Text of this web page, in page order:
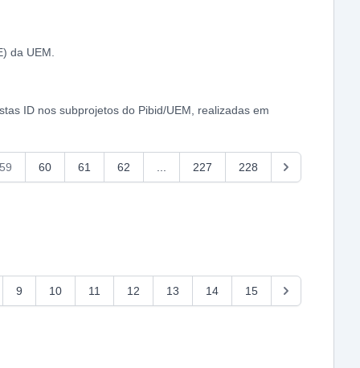
da UEM.
ID nos subprojetos do Pibid/UEM, realizadas em
59 60 61 62 227 228
9 10 11 12 13 14 15